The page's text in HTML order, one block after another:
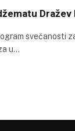
Dražev
svečanosti
u…